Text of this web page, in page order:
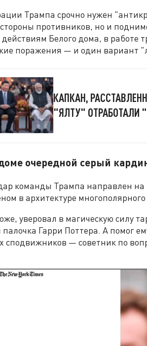
Трампа срочно нужен
стороны противников, но и
Белого дома, в работе
поражения — и один вариант
КАПКАН,
"ЯЛТУ" ОТРАБОТАЛИ
очередной серый
команды Трампа направлен
в архитектуре
уверовал в магическую силу
Гарри Поттера. А помог
— советник по